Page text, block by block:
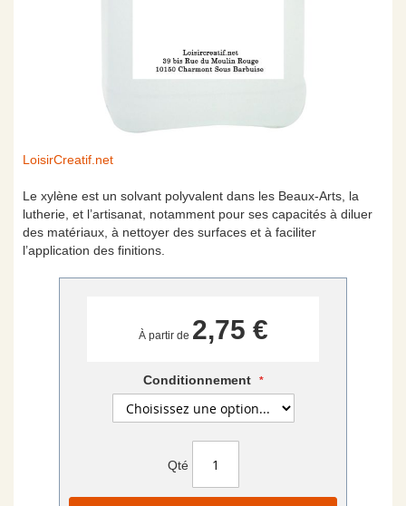
LoisirCreatif.net
Le xylène est un solvant polyvalent dans les Beaux-Arts, la
lutherie, et l’artisanat, notamment pour ses capacités à diluer
des matériaux, à nettoyer des surfaces et à faciliter
l’application des finitions.
À partir de 2,75 €
Conditionnement
Qté
Skip
the
beginning
of
the